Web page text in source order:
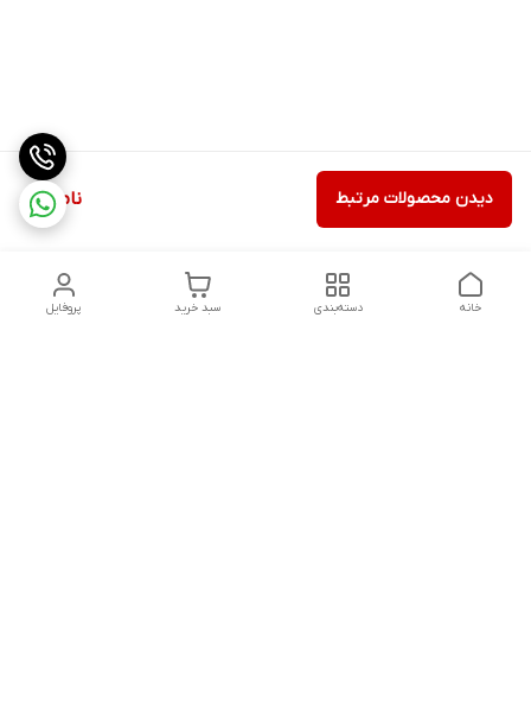
ناموجود دیدن محصولات مرتبط
پروفایل سبد خرید دسته‌بندی خانه